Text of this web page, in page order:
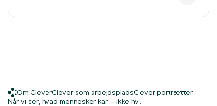
Hjem
Om CleverOm Clever
Clever som arbejdspladsClever som arbejdsplads
Clever portrætter
Når vi ser, hvad mennesker kan - ikke hv...